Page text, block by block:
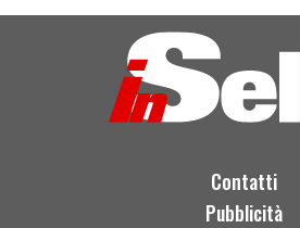
Contatti
Pubblicità